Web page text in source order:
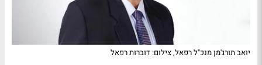
יואב תורג'מן מנכ"ל רפאל, צילום: דוברות רפאל